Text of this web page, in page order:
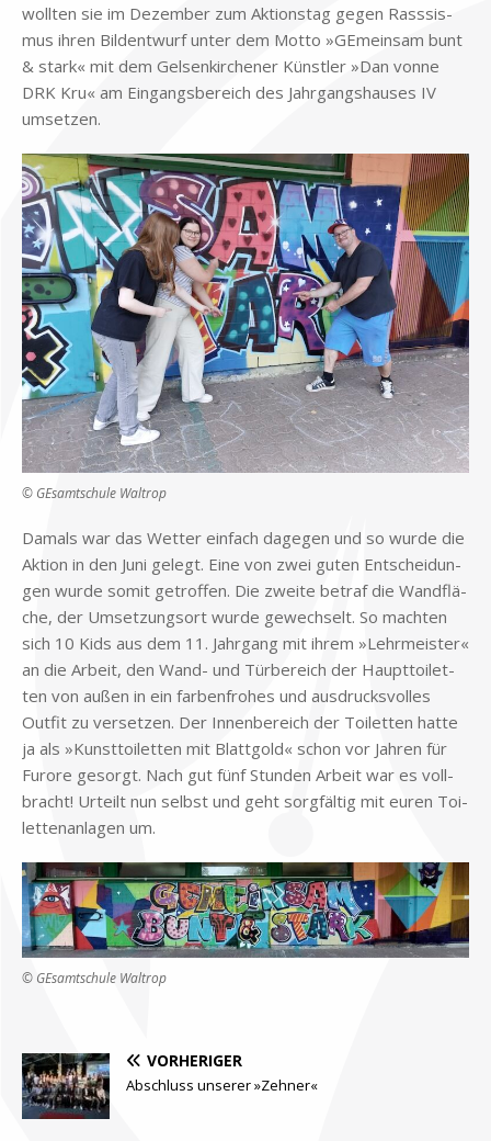
woll­ten sie im De­zem­ber zum Ak­ti­ons­tag ge­gen Rass­sis­
mus ih­ren Bild­ent­wurf un­ter dem Mot­to »GE­mein­sam bunt
& stark« mit dem Gel­sen­kir­che­ner Künst­ler »Dan von­ne
DRK Kru« am Ein­gangs­be­reich des Jahr­gangs­hau­ses IV
um­set­zen.
© GE­samt­schu­le Wal­trop
Da­mals war das Wet­ter ein­fach da­ge­gen und so wur­de die
Ak­ti­on in den Juni ge­legt. Eine von zwei gu­ten Ent­schei­dun­
gen wur­de so­mit ge­trof­fen. Die zwei­te be­traf die Wand­flä­
che, der Um­set­zungs­ort wur­de ge­wech­selt. So mach­ten
sich 10 Kids aus dem 11. Jahr­gang mit ih­rem »Lehr­mei­ster«
an die Ar­beit, den Wand- und Tür­be­reich der Haupt­toi­let­
ten von au­ßen in ein far­ben­fro­hes und aus­drucks­vol­les
Out­fit zu ver­set­zen. Der In­nen­be­reich der Toi­let­ten hat­te
ja als »Kunst­toi­let­ten mit Blatt­gold« schon vor Jah­ren für
Fu­ro­re ge­sorgt. Nach gut fünf Stun­den Ar­beit war es voll­
bracht! Ur­teilt nun selbst und geht sorg­fäl­tig mit eu­ren Toi­
let­ten­an­la­gen um.
© GE­samt­schu­le Wal­trop
VORHERIGER
Abschluss unserer »Zehner«